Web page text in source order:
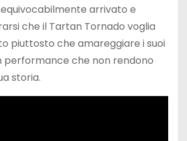
arrivato e
che il Tartan Tornado voglia
piuttosto che amareggiare i suoi
performance che non rendono
storia.